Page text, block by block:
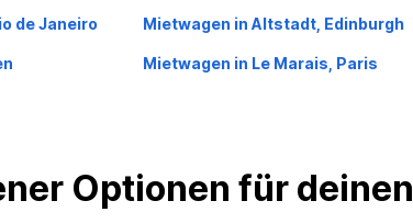
de Janeiro Mietwagen in Altstadt, Edinburgh
Mietwagen in Le Marais, Paris
Optionen für deinen